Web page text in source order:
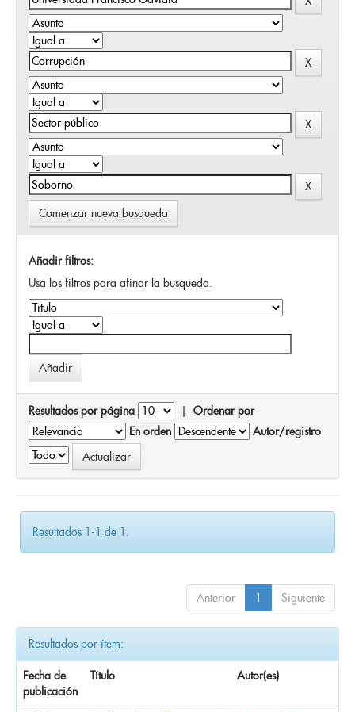
Comenzar nueva busqueda
Añadir filtros:
Usa los filtros para afinar la busqueda.
Resultados por página | Ordenar por
En orden
Autor/registro
Resultados 1-1 de 1.
Anterior 1 Siguiente
Resultados por ítem:
Fecha de
publicación
Título Autor(es)